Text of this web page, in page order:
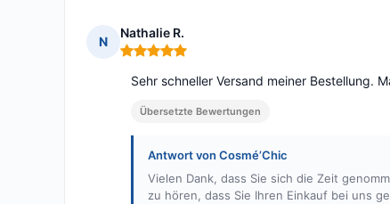
N
Nathalie R.
Hinweis: 5 von 5
Sehr schneller Versand meiner Bestellung.
Übersetzte Bewertungen
Antwort von Cosmé’Chic
Vielen Dank, dass Sie sich die Zeit
zu hören, dass Sie Ihren Einkauf bei uns